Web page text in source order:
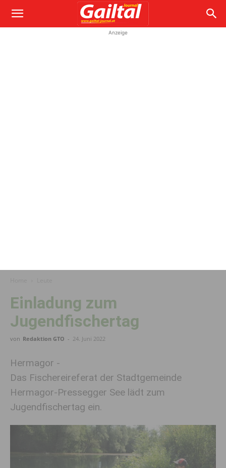
Anzeige
Einladung zum
Jugendfischertag
von Redaktion GTO - 24. Juni 2022
Hermagor -
Das Fischereireferat der Stadtgemeinde
Hermagor-Pressegger See lädt zum
Jugendfischertag ein.